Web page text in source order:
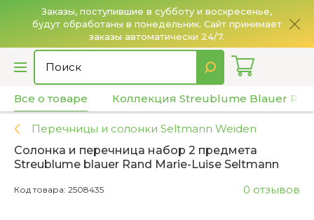
Заказы, поступившие в субботу и воскресенье,
будут обработаны в понедельник. Сайт принимает
заказы автоматически 24/7.
Все о товаре Коллекция Streublume Blauer
Перечницы и солонки Seltmann Weiden
Солонка и перечница набор 2 предмета
Streublume blauer Rand Marie-Luise Seltmann
0 отзывов
Код товара: 2508435